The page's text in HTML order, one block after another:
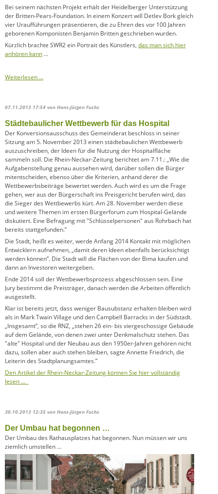
Bei seinem nächsten Projekt erhält der Heidelberger Unterstützung
der Britten-Pears-Foundation. In einem Konzert will Detlev Bork gleich
vier Uraufführungen präsentieren, die zu Ehren des vor 100 Jahren
geborenen Komponisten Benjamin Britten geschrieben wurden.
Kürzlich brachte SWR2 ein Portrait des Künstlers, das man sich hier
anhören kann …
Weiterlesen …Detlev
Journal
07.11.2013 17:54 von Hans-Jürgen Fuchs
Städtebaulicher Wettbewerb für das Hospital
Der Konversionsausschuss des Gemeinderat beschloss in seiner
Sitzung am 5. November 2013 einen städtebaulichen Wettbewerb
auszuschreiben, der Ideen für die Nutzung der Hospitalfläche
sammeln soll. Die Rhein-Neckar-Zeitung berichtet am 7.11.: „Wie die
Aufgabenstellung genau aussehen wird, darüber sollen die Bürger
mitentscheiden, ebenso über die Kriterien, anhand derer die
Wettbewerbsbeiträge bewertet werden. Auch wird es um die Frage
gehen, wer aus der Bürgerschaft ins Preisgericht berufen wird, das
die Sieger des Wettbewerbs kürt. Am 28. November werden diese
und weitere Themen im ersten Bürgerforum zum Hospital-Gelände
diskutiert. Eine Befragung mit "Schlüsselpersonen" aus Rohrbach hat
bereits stattgefunden.”
Die Stadt, heißt es weiter, werde Anfang 2014 Kontakt mit möglichen
Entwicklern aufnehmen, „damit deren Ideen ebenfalls berücksichtigt
werden können”. Die Stadt will die Flächen von der Bima kaufen und
dann an Investoren weitergeben.
Ende 2014 soll der Wettbewerbsprozess abgeschlossen sein. Eine
Jury bestimmt die Preisträger, danach werden die Arbeiten öffentlich
ausgestellt.
Klar ist bereits jetzt, dass weniger Bausubstanz erhalten bleiben wird
als in Mark Twain Village und den Campbell Barracks in der Südstadt.
„Insgesamt”, so die RNZ, „stehen 26 ein- bis viergeschossige Gebäude
auf dem Gelände, von denen zwei unter Denkmalschutz stehen. Das
"alte" Hospital und der Neubau aus den 1950er-Jahren gehören nicht
dazu, sollen aber auch stehen bleiben, sagte Annette Friedrich, die
Leiterin des Stadtplanungsamtes.”
Den Artikel der Rhein-Neckar-Zeitung können Sie hier vollständig
lesen …
30.10.2013 12:35 von Hans-Jürgen Fuchs
Der Umbau hat begonnen …
Der Umbau des Rathausplatzes hat begonnen. Nun müssen wir uns
ziemlich umstellen …